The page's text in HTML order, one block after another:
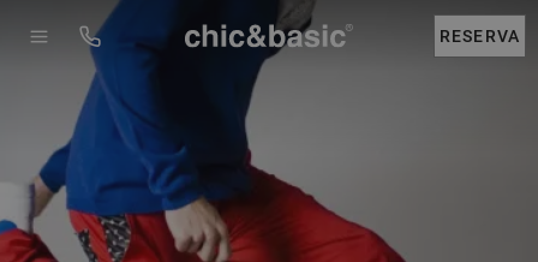
RESERVA